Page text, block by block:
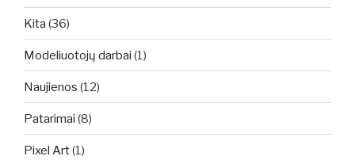
Kita (36)
Modeliuotojų darbai (1)
Naujienos (12)
Patarimai (8)
Pixel Art(1)